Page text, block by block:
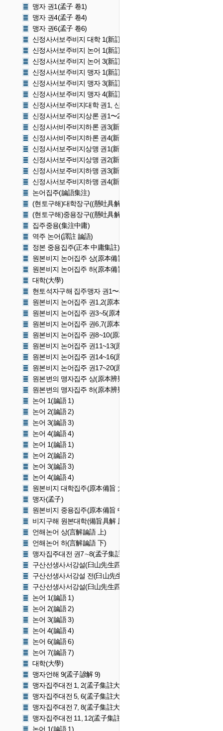
맹자 권1(孟子 卷1)
맹자 권4(孟子 卷4)
맹자 권6(孟子 卷6)
신정사서보주비지 대학 1(新訂四書補註備旨 大學 1)
신정사서보주비지 논어 1(新訂四書補註備旨 論語 1)
신정사서보주비지 논어 3(新訂四書補註備旨 論語 3)
신정사서보주비지 맹자 1(新訂四書補註備旨 孟子 1)
신정사서보주비지 맹자 3(新訂四書補註備旨 孟子 3)
신정사서보주비지 맹자 4(新訂四書補註備旨 孟子 4)
신정사서보주비지대학 권1, 신정사서보주비지중용 권1(新訂四
신정사서보주비지상론 권1〜2(新訂四書補註備旨上論 卷一〜二)
신정사서비주비지하론 권3(新訂四書補註備旨下論 卷三)
신정사서비주비지하론 권4(新訂四書補註備旨下論 卷四)
신정사서보주비지상맹 권1(新訂四書補註備旨上孟 卷一)
신정사서보주비지상맹 권2(新訂四書補註備旨上孟 卷二)
신정사서보주비지하맹 권3(新訂四書補註備旨下孟)
신정사서보주비지하맹 권4(新訂四書補註備旨下孟 卷四)
논어집주(論語集注)
(현토구해)대학장구((懸吐具解)大學章句)
(현토구해)중용장구((懸吐具解)中庸章句)
집주중용(集注中庸)
역주 논어(譯註 論語)
정본 중용집주(正本 中庸集註)
원본비지 논어집주 상(原本備旨 論語集註 上)
원본비지 논어집주 하(原本備旨 論語集註 下)
대학(大學)
현토석자구해 집주맹자 권1〜4(懸吐釋字具解 集註孟子 卷一〜四)
원본비지 논어집주 권1,2(原本備旨 論語集註 卷1,2)
원본비지 논어집주 권3~5(原本備旨 論語集註 卷3~5)
원본비지 논어집주 권6,7(原本備旨 論語集註 卷6,7)
원본비지 논어집주 권8~10(原本備旨 論語集註 卷8~10)
원본비지 논어집주 권11~13(原本備旨 論語集註 卷11~13)
원본비지 논어집주 권14~16(原本備旨 論語集註 卷14~16)
원본비지 논어집주 권17~20(原本備旨 論語集註 卷17~20)
원본변의 맹자집주 상(原本辨疑 孟子集註 上)
원본변의 맹자집주 하(原本辨疑 孟子集註 下)
논어 1(論語 1)
논어 2(論語 2)
논어 3(論語 3)
논어 4(論語 4)
논어 1(論語 1)
논어 2(論語 2)
논어 3(論語 3)
논어 4(論語 4)
원본비지 대학집주(原本備旨 大學集註)
맹자(孟子)
원본비지 중용집주(原本備旨 中庸集註)
비지구해 원본대학(備旨具解 原本大學)
언해논어 상(言解論語 上)
언해논어 하(言解論語 下)
맹자집주대전 권7∼8(孟子集註大全 卷七〜八)
구산선생사서강설(臼山先生四書講說)
구산선생사서강설 전(臼山先生四書講說 全)
구산선생사서강설(臼山先生四書講說)
논어 1(論語 1)
논어 2(論語 2)
논어 3(論語 3)
논어 4(論語 4)
논어 6(論語 6)
논어 7(論語 7)
대학(大學)
맹자언해 9(孟子諺解 9)
맹자집주대전 1, 2(孟子集註大全 1, 2)
맹자집주대전 5, 6(孟子集註大全 5, 6)
맹자집주대전 7, 8(孟子集註大全 7, 8)
맹자집주대전 11, 12(孟子集註大全 11, 12)
논어 1(論語 1)